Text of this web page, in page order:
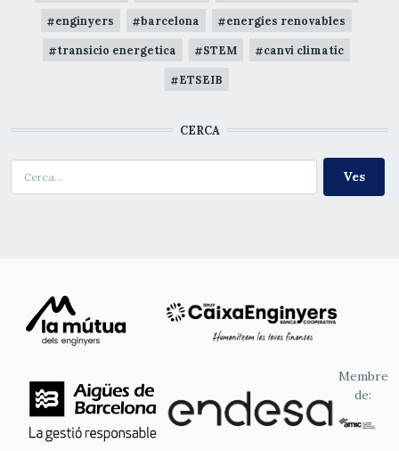
enginyers barcelona energies renovables
transicio energetica STEM canvi climatic
ETSEIB
CERCA
Membre
de: